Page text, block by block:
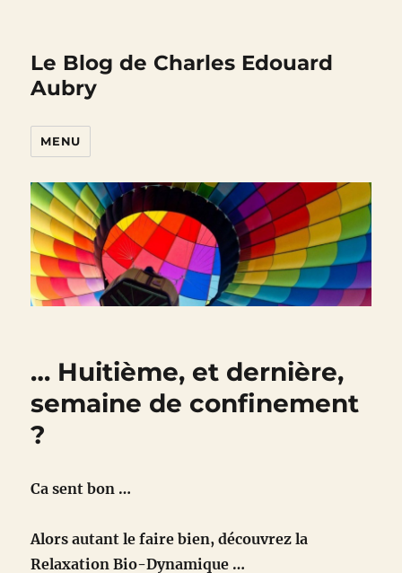
Le Blog de Charles Edouard
Aubry
MENU
… Huitième, et dernière,
semaine de confinement
?
Ca sent bon …
Alors autant le faire bien, découvrez la
Relaxation Bio-Dynamique …